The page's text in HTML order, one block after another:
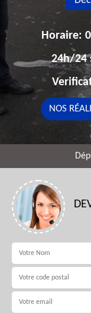
Horaire:
24h/24
NOS